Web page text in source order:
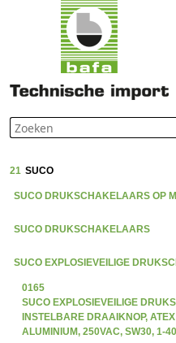
21 SUCO
SUCO DRUKSCHAKELAARS OP
SUCO DRUKSCHAKELAARS
SUCO EXPLOSIEVEILIGE
0165
SUCO EXPLOSIEVEILIGE
INSTELBARE DRAAIKNOP,
ALUMINIUM, 250VAC, SW30, 1-